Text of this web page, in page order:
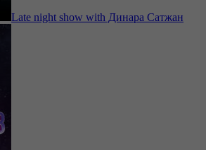
Late night show with Динара Сатжан